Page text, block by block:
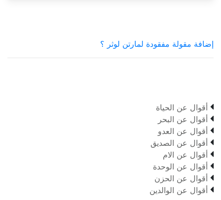
إضافة مقولة مفقودة لمارتن لوثر ؟
 أقوال عن الحياة
 أقوال عن البحر
 أقوال عن العدو
 أقوال عن الصديق
 أقوال عن الام
 أقوال عن الوحدة
 أقوال عن الحزن
 أقوال عن الوالدين